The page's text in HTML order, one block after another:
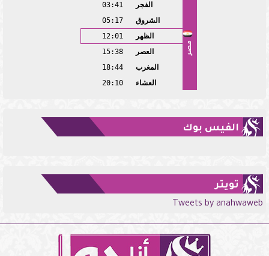
مصر
الفجر
03:41
الشروق
05:17
الظهر
12:01
العصر
15:38
المغرب
18:44
العشاء
20:10
الفيس بوك
تويتر
Tweets by anahwaweb